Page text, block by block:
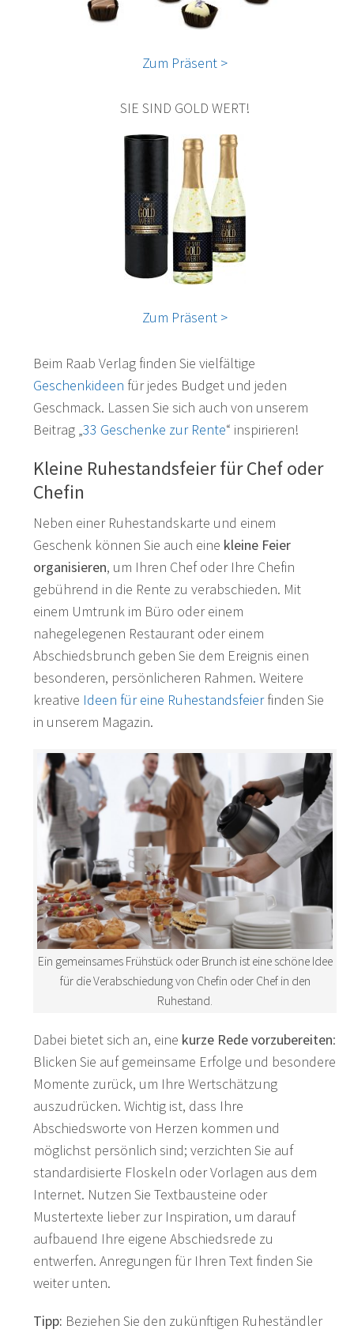
Zum Präsent >
SIE SIND GOLD WERT!
Zum Präsent >
Beim Raab Verlag finden Sie vielfältige
Geschenkideen für jedes Budget und jeden
Geschmack. Lassen Sie sich auch von unserem
Beitrag „33 Geschenke zur Rente“ inspirieren!
Kleine Ruhestandsfeier für Chef oder
Chefin
Neben einer Ruhestandskarte und einem
Geschenk können Sie auch eine kleine Feier
organisieren, um Ihren Chef oder Ihre Chefin
gebührend in die Rente zu verabschieden. Mit
einem Umtrunk im Büro oder einem
nahegelegenen Restaurant oder einem
Abschiedsbrunch geben Sie dem Ereignis einen
besonderen, persönlicheren Rahmen. Weitere
kreative Ideen für eine Ruhestandsfeierfinden Sie
in unserem Magazin.
Ein gemeinsames Frühstück oder Brunch ist eine schöne Idee
für die Verabschiedung von Chefin oder Chef in den
Ruhestand.
Dabei bietet sich an, eine kurze Rede vorzubereiten:
Blicken Sie auf gemeinsame Erfolge und besondere
Momente zurück, um Ihre Wertschätzung
auszudrücken. Wichtig ist, dass Ihre
Abschiedsworte von Herzen kommen und
möglichst persönlich sind; verzichten Sie auf
standardisierte Floskeln oder Vorlagen aus dem
Internet. Nutzen Sie Textbausteine oder
Mustertexte lieber zur Inspiration, um darauf
aufbauend Ihre eigene Abschiedsrede zu
entwerfen. Anregungen für Ihren Text finden Sie
weiter unten.
Tipp: Beziehen Sie den zukünftigen Ruheständler